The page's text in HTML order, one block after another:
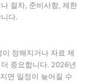
절차, 준비사항, 제한
다.
정해지거나 자료 제
중요합니다. 2026년
면 일정이 늦어질 수